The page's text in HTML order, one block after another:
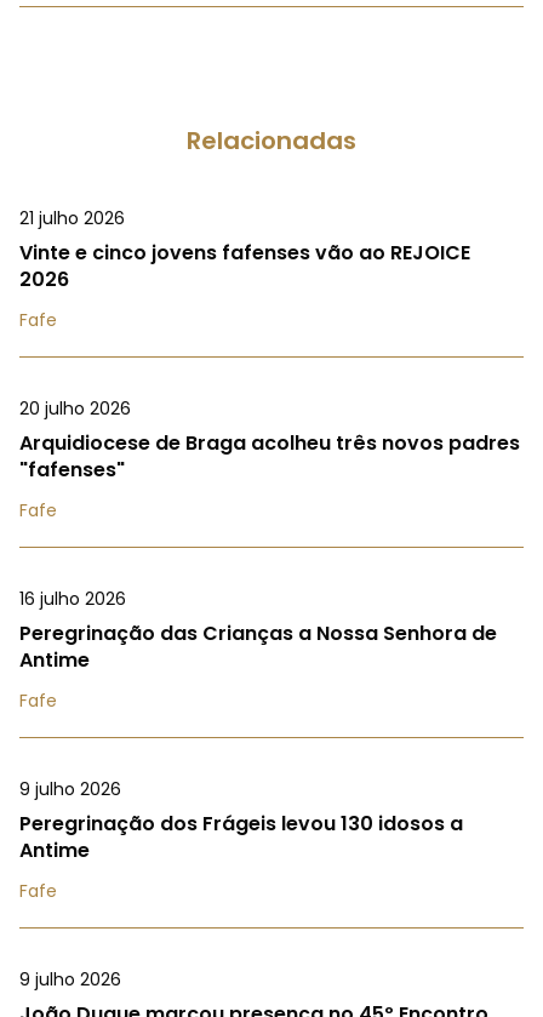
Relacionadas
21 julho 2026
Vinte e cinco jovens fafenses vão ao REJOICE
2026
Fafe
20 julho 2026
Arquidiocese de Braga acolheu três novos padres
"fafenses"
Fafe
16 julho 2026
Peregrinação das Crianças a Nossa Senhora de
Antime
Fafe
9 julho 2026
Peregrinação dos Frágeis levou 130 idosos a
Antime
Fafe
9 julho 2026